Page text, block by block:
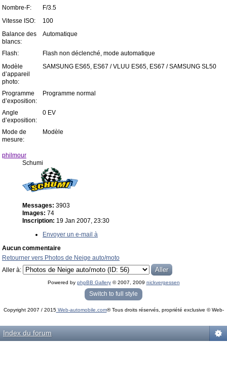
Nombre-F:
F/3.5
Vitesse ISO:
100
Balance des
blancs:
Automatique
Flash:
Flash non déclenché, mode automatique
Modèle
d’appareil
photo:
SAMSUNG ES65, ES67 / VLUU ES65, ES67 / SAMSUNG SL50
Programme
d’exposition:
Programme normal
Angle
d’exposition:
0 EV
Mode de
mesure:
Modèle
philmour
Schumi
Messages: 3903
Images: 74
Inscription: 19 Jan 2007, 23:30
Envoyer un e-mail à
Aucun commentaire
Retourner vers Photos de Neige auto/moto
Aller à:
Powered by phpBB Gallery© 2007, 2009 nickvergessen
« phpBB Gallery » - Traduction française par
darky
Switch to full style
Copyright 2007 / 2015Web-automobile.com® Tous droits réservés, propriété exclusive © Web-
Index du forum